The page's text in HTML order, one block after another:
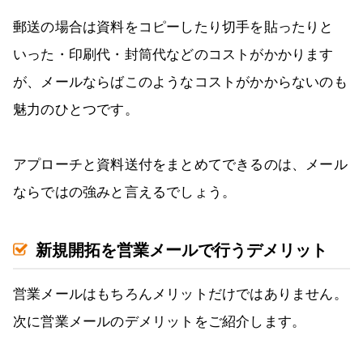
郵送の場合は資料をコピーしたり切手を貼ったりと
いった・印刷代・封筒代などのコストがかかります
が、メールならばこのようなコストがかからないのも
魅力のひとつです。
アプローチと資料送付をまとめてできるのは、メール
ならではの強みと言えるでしょう。
新規開拓を営業メールで行うデメリット
営業メールはもちろんメリットだけではありません。
次に営業メールのデメリットをご紹介します。